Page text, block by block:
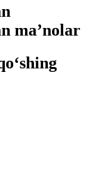
ma’nolar